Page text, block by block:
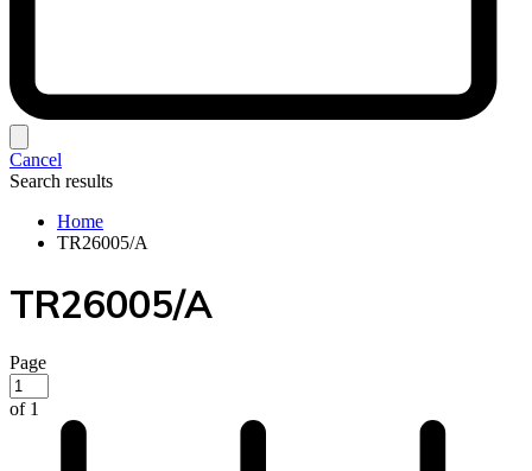
Cancel
Search results
Home
TR26005/A
TR26005/A
Page
of 1